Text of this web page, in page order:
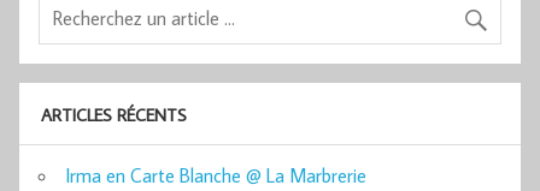
ARTICLES RÉCENTS
Irma en Carte Blanche @ La Marbrerie